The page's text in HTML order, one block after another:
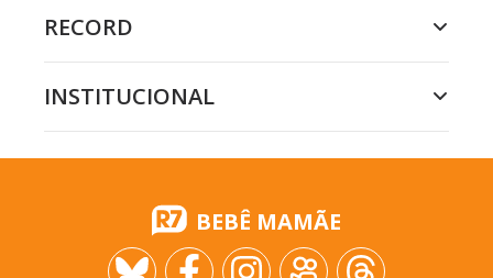
RECORD
INSTITUCIONAL
BEBÊ MAMÃE